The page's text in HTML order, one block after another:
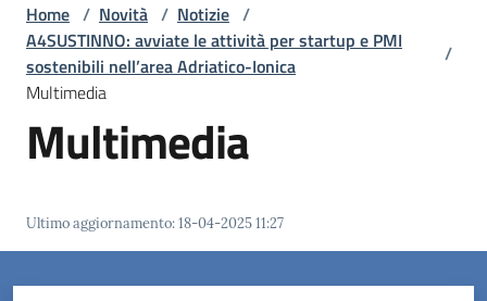
Amministrazione
Novità
Menu selezionato
Borgo
Home / Novità / Notizie /
A4SUSTINNO: avviate le attività per startup e PMI
sostenibili nell’area Adriatico-Ionica
/
Multimedia
Multimedia
Ultimo aggiornamento:18-04-2025 11:27